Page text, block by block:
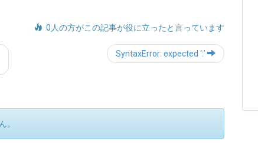
0人の方がこの記事が役に立ったと言っています
SyntaxError: expected ‘:’
。